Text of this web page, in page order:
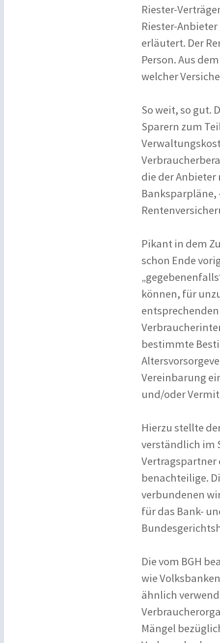
Riester-
Riester-
erläutert. Der
Person. Aus
welcher
So weit, so gut.
Sparern zum
die der
Banksparpläne,
Pikant in dem
schon Ende
können, für
bestimmte
Vereinbarung
und/oder
Hierzu stellte
verständlich im
Vertragspartner
benachteilige.
verbundenen
für das Bank-
Die vom BGH
wie
ähnlich
Mängel